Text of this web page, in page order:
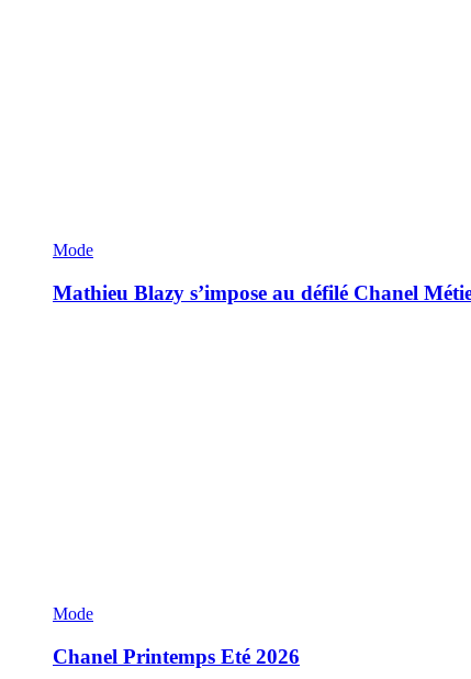
Mode
Mathieu Blazy s’impose au défilé Chanel
Mode
Chanel Printemps Eté 2026